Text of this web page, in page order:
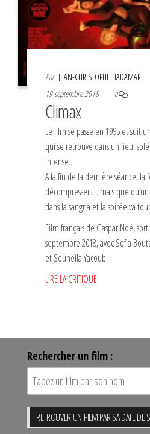
Par JEAN-CHRISTOPHE HADAMAR
19 septembre 2018
0
Climax
Le film se passe en 1995 et suit
qui se retrouve dans un lieu
intense.
A la fin de la dernière séance,
décompresser … mais
dans la sangria et la soirée va
Film français de Gaspar Noé,
septembre 2018, avec Sofia
et Souheila Yacoub.
LIRE LA CRITIQUE
Rechercher un film :
RETROUVER UN FILM PAR SA DATE DE